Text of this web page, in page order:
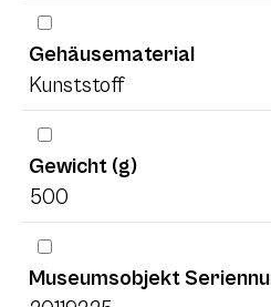
Gehäusematerial
Kunststoff
Gewicht (g)
500
Museumsobjekt